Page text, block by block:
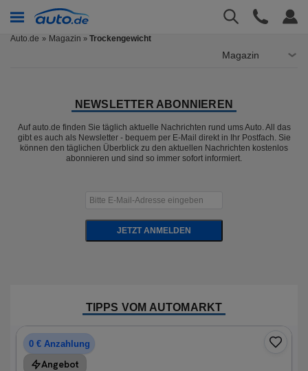
Auto.de Magazin » Trockengewicht
Magazin
NEWSLETTER ABONNIEREN
Auf auto.de finden Sie täglich aktuelle Nachrichten rund ums Auto. All das
gibt es auch als Newsletter - bequem per E-Mail direkt in Ihr Postfach. Sie
können den täglichen Überblick zu den aktuellen Nachrichten kostenlos
abonnieren und sind so immer sofort informiert.
JETZT ANMELDEN
TIPPS VOM AUTOMARKT
0 € Anzahlung
Angebot